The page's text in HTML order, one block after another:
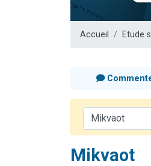
Accueil Etude
Mikvaot